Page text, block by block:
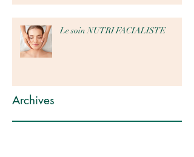
Le soin NUTRI FACIALISTE
Archives